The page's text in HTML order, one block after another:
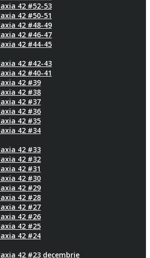
42 #52-53
42 #50-51
42 #48-49
42 #46-47
42 #44-45
42 #42-43
42 #40-41
42 #39
42 #38
42 #37
42 #36
42 #35
42 #34
42 #33
42 #32
42 #31
42 #30
42 #29
42 #28
42 #27
42 #26
42 #25
42 #24
42 #23 decembrie